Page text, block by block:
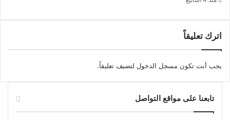
اترك تعليقاً
يجب أنت تكون مسجل الدخول لتضيف تعليقاً.
تابعنا على مواقع التواصل